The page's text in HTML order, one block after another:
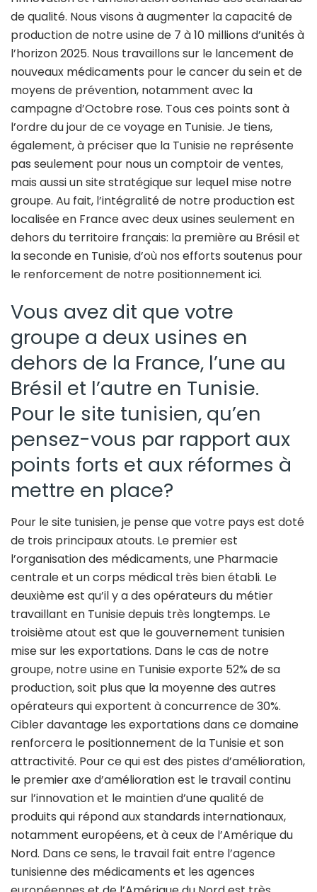
de qualité. Nous visons à augmenter la capacité de
production de notre usine de 7 à 10 millions d’unités à
l’horizon 2025. Nous travaillons sur le lancement de
nouveaux médicaments pour le cancer du sein et de
moyens de prévention, notamment avec la
campagne d’Octobre rose. Tous ces points sont à
l’ordre du jour de ce voyage en Tunisie. Je tiens,
également, à préciser que la Tunisie ne représente
pas seulement pour nous un comptoir de ventes,
mais aussi un site stratégique sur lequel mise notre
groupe. Au fait, l’intégralité de notre production est
localisée en France avec deux usines seulement en
dehors du territoire français: la première au Brésil et
la seconde en Tunisie, d’où nos efforts soutenus pour
le renforcement de notre positionnement ici.
Vous avez dit que votre
groupe a deux usines en
dehors de la France, l’une au
Brésil et l’autre en Tunisie.
Pour le site tunisien, qu’en
pensez-vous par rapport aux
points forts et aux réformes à
mettre en place?
Pour le site tunisien, je pense que votre pays est doté
de trois principaux atouts. Le premier est
l’organisation des médicaments, une Pharmacie
centrale et un corps médical très bien établi. Le
deuxième est qu’il y a des opérateurs du métier
travaillant en Tunisie depuis très longtemps. Le
troisième atout est que le gouvernement tunisien
mise sur les exportations. Dans le cas de notre
groupe, notre usine en Tunisie exporte 52% de sa
production, soit plus que la moyenne des autres
opérateurs qui exportent à concurrence de 30%.
Cibler davantage les exportations dans ce domaine
renforcera le positionnement de la Tunisie et son
attractivité. Pour ce qui est des pistes d’amélioration,
le premier axe d’amélioration est le travail continu
sur l’innovation et le maintien d’une qualité de
produits qui répond aux standards internationaux,
notamment européens, et à ceux de l’Amérique du
Nord. Dans ce sens, le travail fait entre l’agence
tunisienne des médicaments et les agences